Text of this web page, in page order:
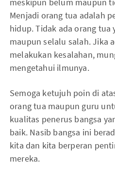
Menjadi orang tua adalah
hidup. Tidak ada orang tua
maupun selalu salah. Jika
melakukan kesalahan,
mengetahui ilmunya.
Semoga ketujuh poin di
orang tua maupun guru
kualitas penerus bangsa
baik. Nasib bangsa ini
kita dan kita berperan
mereka.